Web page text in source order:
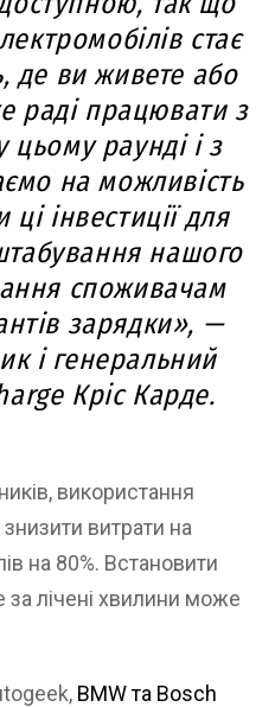
стає
де ви живете або
раді працювати з
цьому раунді і з
на можливість
інвестиції для
нашого
споживачам
зарядки», —
і генеральний
Кріс Карде.
використання
витрати на
на 80%. Встановити
лічені хвилини може
BMW та Bosch